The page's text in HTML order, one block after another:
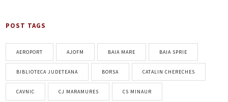
POST TAGS
AEROPORT AJOFM BAIA MARE BAIA SPRIE
BIBLIOTECA JUDETEANA BORSA CATALIN CHERECHES
CAVNIC CJ MARAMURES CS MINAUR